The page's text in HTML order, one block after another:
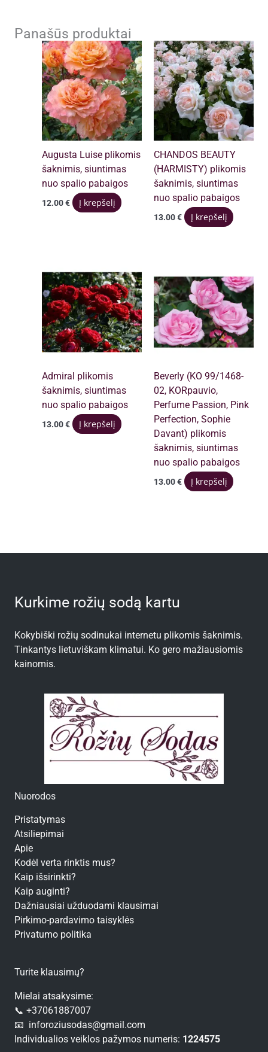
Panašūs produktai
Augusta Luise plikomis
šaknimis, siuntimas
nuo spalio pabaigos
12.00€ Į krepšelį
CHANDOS BEAUTY
(HARMISTY) plikomis
šaknimis, siuntimas
nuo spalio pabaigos
13.00€ Į krepšelį
Admiral plikomis
šaknimis, siuntimas
nuo spalio pabaigos
13.00€ Į krepšelį
Beverly (KO 99/1468-
02, KORpauvio,
Perfume Passion, Pink
Perfection, Sophie
Davant) plikomis
šaknimis, siuntimas
nuo spalio pabaigos
13.00€ Į krepšelį
Kurkime rožių sodą kartu
Kokybiški rožių sodinukai internetu plikomis šaknimis.
Tinkantys lietuviškam klimatui. Ko gero mažiausiomis
kainomis.
Nuorodos
Pristatymas
Atsiliepimai
Apie
Kodėl verta rinktis mus?
Kaip išsirinkti?
Kaip auginti?
Dažniausiai užduodami klausimai
Pirkimo-pardavimo taisyklės
Privatumo politika
Turite klausimų?
Mielai atsakysime:
📞 +37061887007
📧 inforoziusodas@gmail.com
Individualios veiklos pažymos numeris: 1224575